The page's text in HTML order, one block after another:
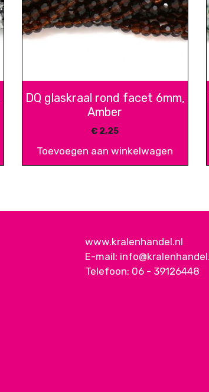
DQ glaskraal rond facet 6mm,
Amber
€ 2,25
Toevoegen aan winkelwagen
www.kralenhandel.nl
E-mail:
Telefoon: 06 - 39126448